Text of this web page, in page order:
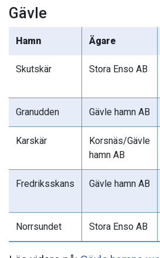
Gävle
Hamn Ägare
Skutskär Stora Enso AB
Granudden Gävle hamn AB
Karskär
Korsnäs/Gävle
hamn AB
Fredriksskans Gävle hamn AB
Norrsundet Stora Enso AB